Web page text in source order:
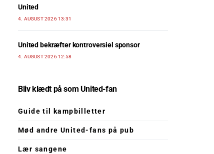
United
4. AUGUST 2026 13:31
United bekræfter kontroversiel sponsor
4. AUGUST 2026 12:58
Bliv klædt på som United-fan
Guide til kampbilletter
Mød andre United-fans på pub
Lær sangene